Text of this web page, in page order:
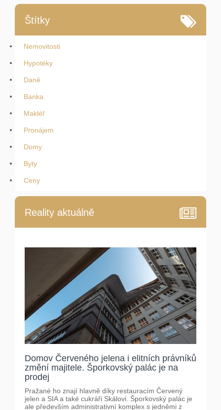
Štítky
Nemovitosti
Hypotéky
Daně
Banka
Makléř
Pronájem
Domy
Byty
Ceny
Reality aktuálně
Domov Červeného jelena i elitních právníků
změní majitele. Šporkovský palác je na
prodej
Pražané ho znají hlavně díky restauracím Červený
jelen a SIA a také cukráři Skálovi. Šporkovský palác je
ale především administrativní komplex s jedněmi z